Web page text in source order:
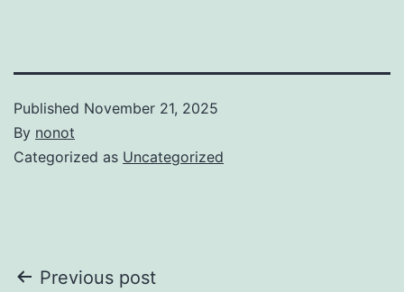
Published November 21, 2025
By nonot
Categorized as Uncategorized
Previous post